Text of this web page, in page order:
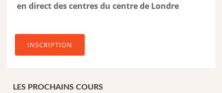
en direct des centres du centre de Londre
INSCRIPTION
LES PROCHAINS COURS